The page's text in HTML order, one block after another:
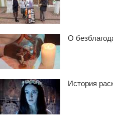
О
История